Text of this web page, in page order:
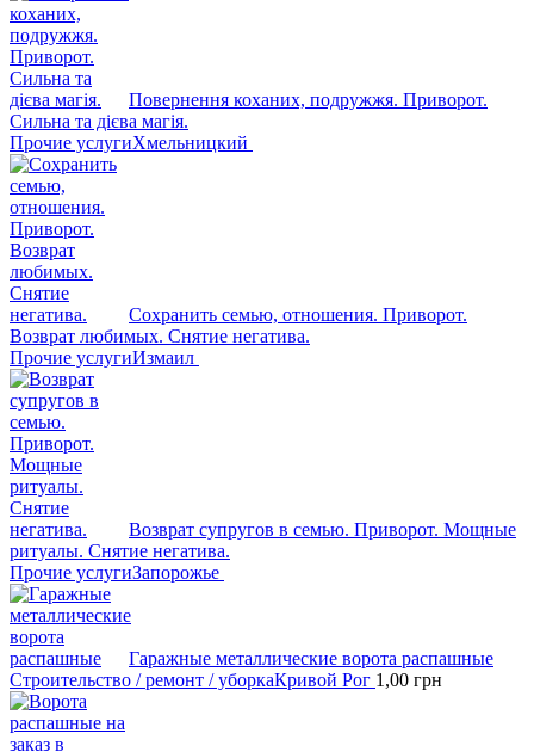
Повернення коханих, подружжя. Приворот.
Сильна та дієва магія.
Прочие услугиХмельницкий
Сохранить семью, отношения. Приворот.
Возврат любимых. Снятие негатива.
Прочие услугиИзмаил
Возврат супругов в семью. Приворот. Мощные
ритуалы. Снятие негатива.
Прочие услугиЗапорожье
Гаражные металлические ворота распашные
Строительство / ремонт / уборкаКривой Рог 1,00 грн